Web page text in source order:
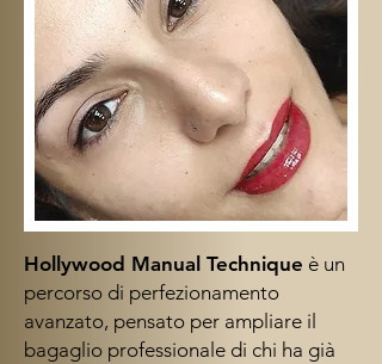
Hollywood Manual Technique è un
percorso di perfezionamento
avanzato, pensato per ampliare il
bagaglio professionale di chi ha già